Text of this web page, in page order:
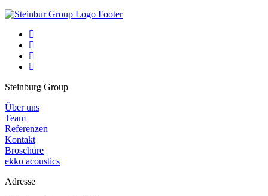
Steinburg Group
Über uns
Team
Referenzen
Kontakt
Broschüre
ekko acoustics
Adresse